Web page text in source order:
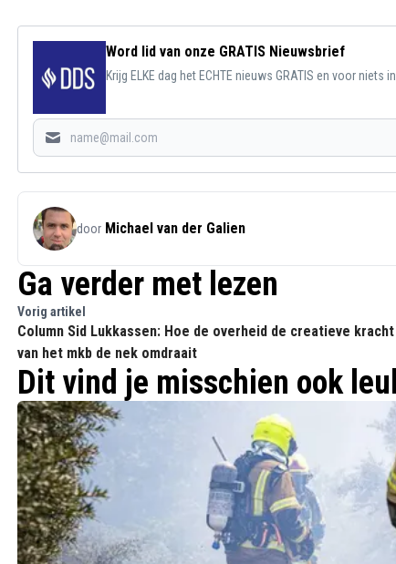
Word lid van onze GRATIS Nieuwsbrief
Krijg ELKE dag het ECHTE nieuws GRATIS en voor niets
door Michael van der Galien
Ga verder met lezen
Vorig artikel
Column Sid Lukkassen: Hoe de overheid de creatieve kracht
van het mkb de nek omdraait
Dit vind je misschien ook